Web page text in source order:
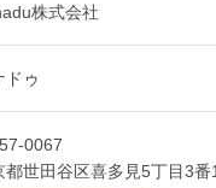
株式会社
ドゥ
0067
都世田谷区喜多見5丁目3番